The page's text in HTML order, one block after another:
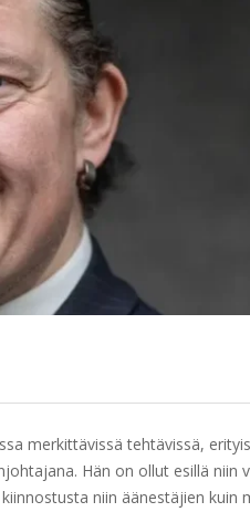
merkittävissä tehtävissä,
Hän on ollut esillä niin
niin äänestäjien kuin